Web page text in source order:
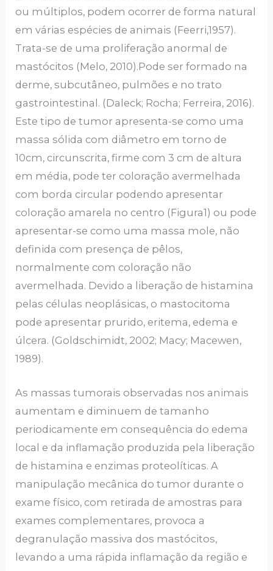
ou múltiplos, podem ocorrer de forma natural
em várias espécies de animais (Feerri,1957).
Trata-se de uma proliferação anormal de
mastócitos (Melo, 2010).Pode ser formado na
derme, subcutâneo, pulmões e no trato
gastrointestinal. (Daleck; Rocha; Ferreira, 2016).
Este tipo de tumor apresenta-se como uma
massa sólida com diâmetro em torno de
10cm, circunscrita, firme com 3 cm de altura
em média, pode ter coloração avermelhada
com borda circular podendo apresentar
coloração amarela no centro (Figura1) ou pode
apresentar-se como uma massa mole, não
definida com presença de pêlos,
normalmente com coloração não
avermelhada. Devido a liberação de histamina
pelas células neoplásicas, o mastocitoma
pode apresentar prurido, eritema, edema e
úlcera. (Goldschimidt, 2002; Macy; Macewen,
1989).
As massas tumorais observadas nos animais
aumentam e diminuem de tamanho
periodicamente em consequência do edema
local e da inflamação produzida pela liberação
de histamina e enzimas proteolíticas. A
manipulação mecânica do tumor durante o
exame físico, com retirada de amostras para
exames complementares, provoca a
degranulação massiva dos mastócitos,
levando a uma rápida inflamação da região e